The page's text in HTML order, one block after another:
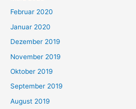
Februar 2020
Januar 2020
Dezember 2019
November 2019
Oktober 2019
September 2019
August 2019